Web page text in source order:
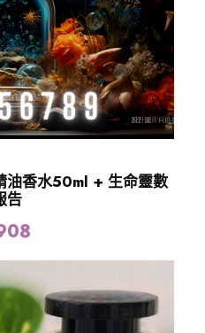
油香水50ml + 生命靈數
告